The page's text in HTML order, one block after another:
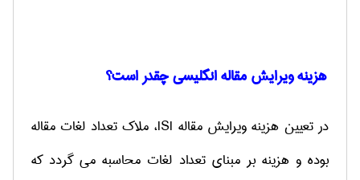
هزینه ویرایش مقالهانگلیسی چقدر است؟
در تعیین هزینه ویرایش مقاله ISI، ملاک تعداد لغات مقاله
بوده و هزینه بر مبنای تعداد لغات محاسبه می گردد که